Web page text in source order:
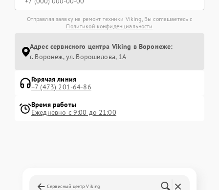
Отправляя заявку на ремонт техники Viking, Вы соглашаетесь с
Политикой конфиденциальности
Адрес сервисного центра Viking в Воронеже:
г. Воронеж, ул. Ворошилова, 1А
Горячая линия
+7 (473) 201-64-86
Время работы
Ежедневно с 9:00 до 21:00
Сервисный центр Viking